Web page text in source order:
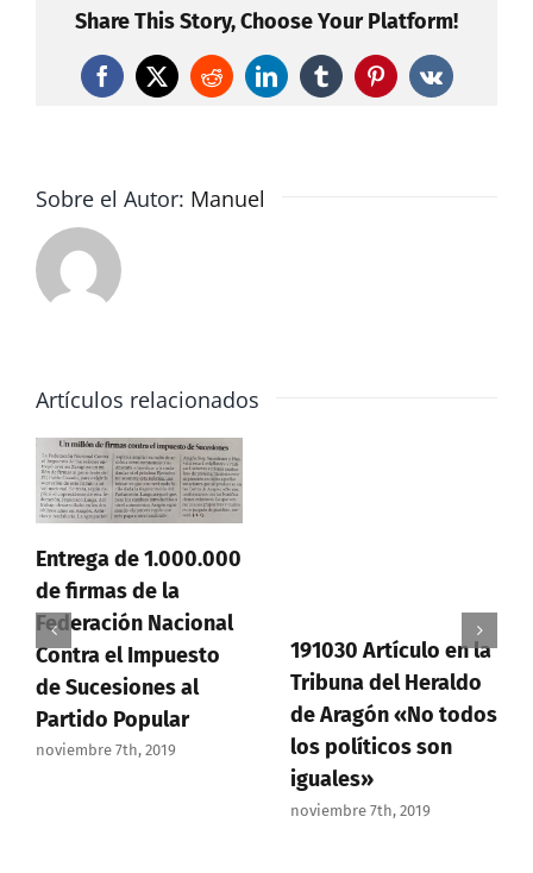
protocolo
delitos
de
Share This Story, Choose Your Platform!
Facebook
X RedditLinkedInTumblrPinterest
Vk
Sobre el Autor: Manuel
Artículos relacionados
Entrega de 1.000.000
de firmas de la
Federación Nacional
Contra el Impuesto
de Sucesiones al
Partido Popular
noviembre 7th, 2019
191030 Artículo en la
Tribuna del Heraldo
de Aragón «No todos
los políticos son
iguales»
noviembre 7th, 2019